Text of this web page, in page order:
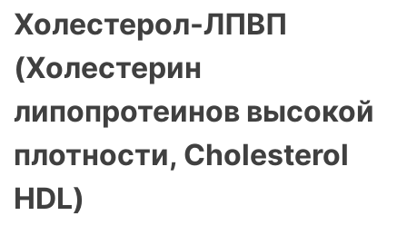
Холестерол-ЛПВП
(Холестерин
липопротеинов высокой
плотности, Cholesterol
HDL)